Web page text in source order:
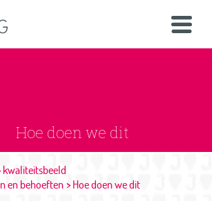
Hoe doen we dit
kwaliteitsbeeld
en behoeften
Hoe doen we dit